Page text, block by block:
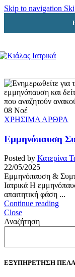
Skip to navigation
08 Νοέ
ΧΡΗΣΙΜΑ ΑΡΘΡΑ
Εμμηνόπαυση
Posted by Κατερίνα
22/05/2025
Εμμηνόπαυση &
Ιατρικά Η
απαιτητική φάση ...
Continue reading
Close
Αναζήτηση
ΕΞΥΠΗΡΕΤΗΣΗ